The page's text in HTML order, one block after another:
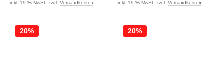
inkl. 19 % MwSt. zzgl. Versandkosten inkl. 19 % MwSt. zzgl. Versandkosten
20% 20%